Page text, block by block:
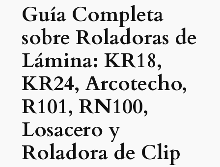
Guía Completa
sobre Roladoras de
Lámina: KR18,
KR24, Arcotecho,
R101, RN100,
Losacero y
Roladora de Clip